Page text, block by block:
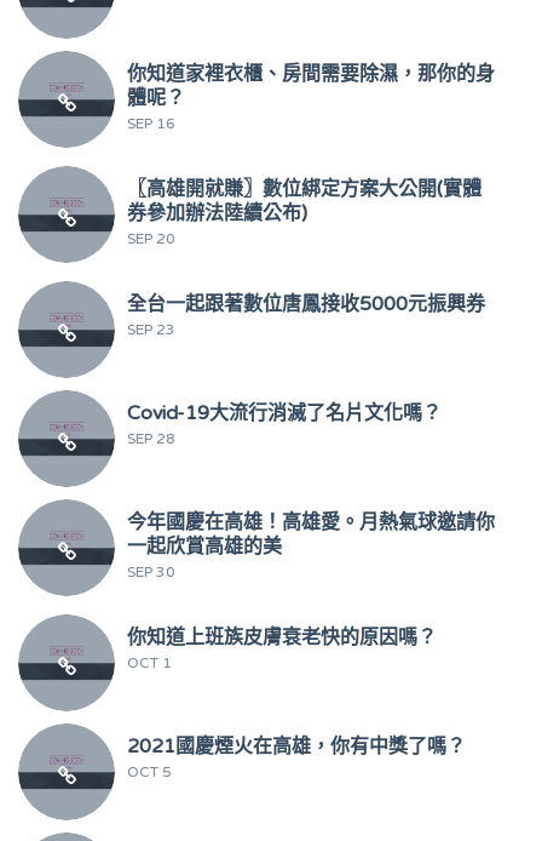
你知道家裡衣櫃、房間需要除濕，那你的身
體呢？
SEP 16
〖高雄開就賺〗數位綁定方案大公開(實體
券參加辦法陸續公布)
SEP 20
全台一起跟著數位唐鳳接收5000元振興券
SEP 23
Covid-19大流行消滅了名片文化嗎？
SEP 28
今年國慶在高雄！高雄愛。月熱氣球邀請你
一起欣賞高雄的美
SEP 30
你知道上班族皮膚衰老快的原因嗎？
OCT 1
2021國慶煙火在高雄，你有中獎了嗎？
OCT 5